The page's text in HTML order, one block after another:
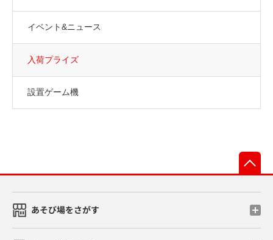
イベント&ニュース
入荷プライズ
設置ゲーム機
あそび場をさがす